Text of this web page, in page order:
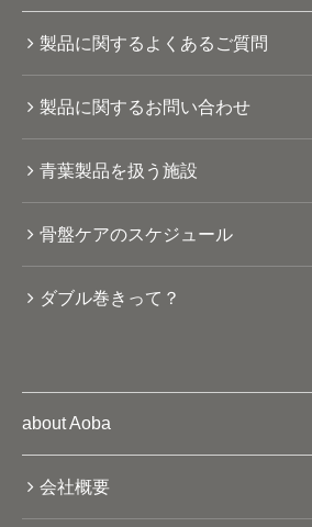
製品に関するよくあるご質問
製品に関するお問い合わせ
青葉製品を扱う施設
骨盤ケアのスケジュール
ダブル巻きって？
about Aoba
会社概要